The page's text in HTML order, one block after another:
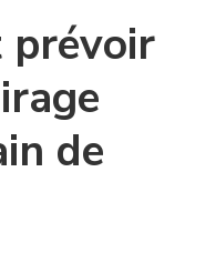
prévoir
de